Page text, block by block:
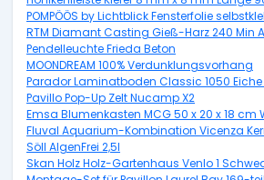
POMPÖÖS by Lichtblick Fensterfolie
RTM Diamant Casting Gieß-Harz 240 Min
Pendelleuchte Frieda Beton
MOONDREAM 100% Verdunklungsvorhang
Parador Laminatboden Classic 1050
Pavillo Pop-Up Zelt Nucamp X2
Emsa Blumenkasten MCG 50 x 20 x 18 cm
Fluval Aquarium-Kombination Vicenza
Söll AlgenFrei 2,5l
Skan Holz Holz-Gartenhaus Venlo 1